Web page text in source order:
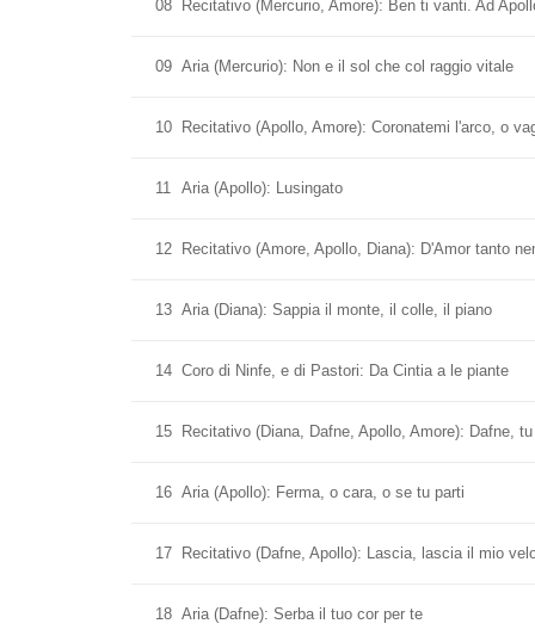
08 Recitativo (Mercurio, Amore): Ben ti vanti. Ad
09 Aria (Mercurio): Non e il sol che col raggio vitale
10 Recitativo (Apollo, Amore): Coronatemi l'arco, o
11 Aria (Apollo): Lusingato
12 Recitativo (Amore, Apollo, Diana): D'Amor tanto
13 Aria (Diana): Sappia il monte, il colle, il piano
14 Coro di Ninfe, e di Pastori: Da Cintia a le piante
15 Recitativo (Diana, Dafne, Apollo, Amore): Dafne,
16 Aria (Apollo): Ferma, o cara, o se tu parti
17 Recitativo (Dafne, Apollo): Lascia, lascia il mio
18 Aria (Dafne): Serba il tuo cor per te